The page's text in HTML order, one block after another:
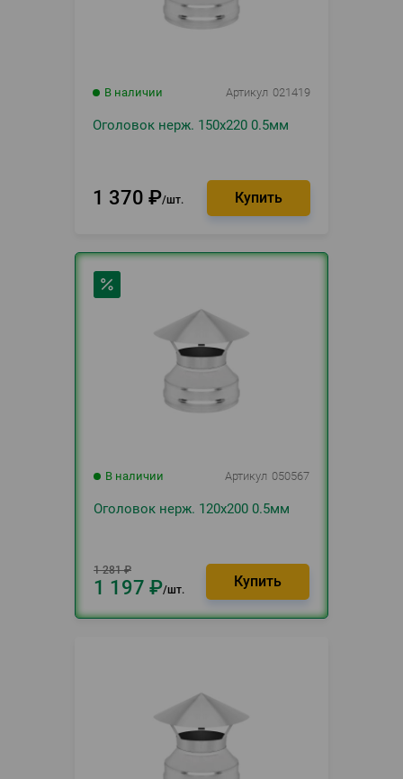
В наличии Артикул 021419
Оголовок нерж. 150х220 0.5мм
1 370 ₽ шт.
В наличии Артикул 050567
Оголовок нерж. 120х200 0.5мм
1 281 ₽
1 197 ₽ шт.